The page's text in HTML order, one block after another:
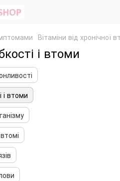
Вітаміни від хронічної
і втоми
і втоми